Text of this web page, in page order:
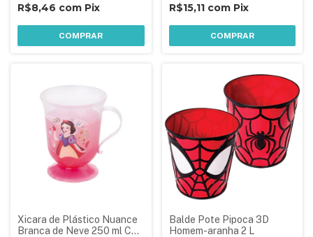
R$8,46 com Pix
COMPRAR
R$15,11 com Pix
COMPRAR
Xicara de Plástico Nuance
Branca de Neve 250 ml Chá
Balde Pote Pipoca 3D
Homem-aranha 2 L